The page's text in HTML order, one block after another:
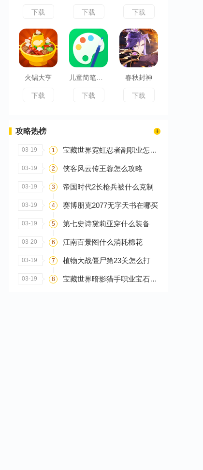
下载 下载 下载
火锅大亨
下载 下载
春秋封神
下载
攻略热榜
03-19 1 宝藏世界霓虹忍者副职业怎么选
03-19 2 侠客风云传王蓉怎么攻略
03-19 3 帝国时代2长枪兵被什么克制
03-19 4 赛博朋克2077无字天书在哪买
03-19 5 第七史诗黛莉亚穿什么装备
03-20 6 江南百景图什么消耗棉花
03-19 7 植物大战僵尸第23关怎么打
03-19 8 宝藏世界暗影猎手职业宝石怎么搭配